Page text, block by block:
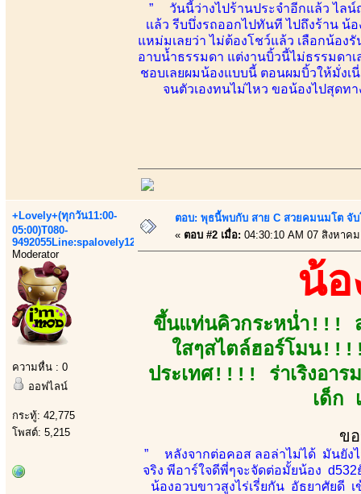
” วันนี้ว่างไปร้านประจำอีกแล้ว ไลน์
เเล้ว รีบบึ่งรถออกไปทันที ไปถึงร้าน
แหม่มเลยว่า ไม่ต้องโชว์แล้ว เลือกน้อ
อาบน้ำธรรมดา แต่งานบิ้วนี้ไม่ธรรมดา
ชอบเลยผมน้องแบบนี้ ตอนผมบิ้วให้มั่งเ
จนตัวเองทนไม่ไหว ขอน้องไปสุดท
+Lovely+(ทุกวัน11:00-
05:00)T080-
9492055Line:spalovely123
Moderator
ความหื่น : 0
ออฟไลน์
กระทู้: 42,775
โพสต์: 5,215
ตอบ: พุธนี้พบกับ สาย C สวยคมนมโต จั
« ตอบ #2 เมื่อ: 04:30:10 AM 07 สิงหาค
น้อ
ขึ้นแท่นคิวกระหน่ำ!!! ส
ใสๆสไตล์ฮอร์โมน!!!!
ประเทศ!!!! ร่าเริงอา
เด็ก
ข
” หลังจากต่อคอส ลอล่าไม่ได้ มันยัง
จริง พีอาร์ใจดีพี่ๆจะจัดต่อมั้ยน้อง
น้องอวบขาวสูงไร่เรี่ยกัน อัธยาศัยดี